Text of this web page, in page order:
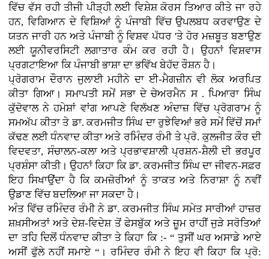
ਵਿੱਚ ਵੱਸ ਰਹੀ ਤੀਜੀ ਪੀੜ੍ਹੀ ਲਈ ਵਿਸ਼ੇਸ਼ ਕੋਰਸ ਤਿਆਰ ਕੀਤੇ ਜਾ ਰਹੇ
ਹਨ, ਵਿਗਿਆਨ ਦੇ ਵਿਸ਼ਿਆਂ ਨੂੰ ਪੰਜਾਬੀ ਵਿੱਚ ਉਪਲਬਧ ਕਰਵਾਉਣ ਦੇ
ਯਤਨ ਜਾਰੀ ਹਨ ਅਤੇ ਪੰਜਾਬੀ ਨੂੰ ਵਿਸ਼ਵ ਪੱਧਰ 'ਤੇ ਹੋਰ ਮਜ਼ਬੂਤ ਬਣਾਉਣ
ਲਈ ਯੂਨੀਵਰਸਿਟੀ ਲਗਾਤਾਰ ਕੰਮ ਕਰ ਰਹੀ ਹੈ। ਉਹਨਾਂ ਵਿਸ਼ਵਾਸ
ਪ੍ਰਗਟਾਇਆ ਕਿ ਪੰਜਾਬੀ ਭਾਸ਼ਾ ਦਾ ਭਵਿੱਖ ਬੇਹੱਦ ਰੌਸ਼ਨ ਹੈ।
ਪ੍ਰੋਗਰਾਮ ਦੌਰਾਨ ਜੁਲਾਈ ਮਹੀਨੇ ਦਾ ਈ-ਮੈਗਜ਼ੀਨ ਵੀ ਲੋਕ ਅਰਪਿਤ
ਕੀਤਾ ਗਿਆ। ਸਮਾਪਤੀ ਸਮੇਂ ਸਭਾ ਦੇ ਚੇਅਰਮੈਨ ਸ . ਪਿਆਰਾ ਸਿੰਘ
ਕੁੱਦੋਵਾਲ ਨੇ ਹਮੇਸ਼ਾਂ ਵਾਂਗ ਆਪਣੇ ਵਿਲੱਖਣ ਅੰਦਾਜ਼ ਵਿੱਚ ਪ੍ਰੋਗਰਾਮ ਨੂੰ
ਸਮਅੱਪ ਕੀਤਾ ਤੇ ਡਾ. ਕਰਮਜੀਤ ਸਿੰਘ ਦਾ ਰੁਝੇਵਿਆਂ ਭਰੇ ਸਮੇਂ ਵਿੱਚੋਂ ਸਮਾਂ
ਕੱਢਣ ਲਈ ਧੰਨਵਾਦ ਕੀਤਾ ਅਤੇ ਰਮਿੰਦਰ ਰੰਮੀ ਤੇ ਪ੍ਰੋ. ਕੁਲਜੀਤ ਕੌਰ ਦੀ
ਵਿਦਵਤਾ, ਸੰਚਾਲਨ-ਕਲਾ ਅਤੇ ਪ੍ਰਭਾਵਸ਼ਾਲੀ ਪ੍ਰਸ਼ਨ-ਸ਼ੈਲੀ ਦੀ ਭਰਪੂਰ
ਪ੍ਰਸ਼ੰਸਾ ਕੀਤੀ। ਉਹਨਾਂ ਕਿਹਾ ਕਿ ਡਾ. ਕਰਮਜੀਤ ਸਿੰਘ ਦਾ ਜੀਵਨ-ਸਫ਼ਰ
ਇਹ ਸਿਖਾਉਂਦਾ ਹੈ ਕਿ ਕਮਜ਼ੋਰੀਆਂ ਨੂੰ ਤਾਕਤ ਅਤੇ ਨਿਰਾਸ਼ਾ ਨੂੰ ਨਵੀਂ
ਉਡਾਣ ਵਿੱਚ ਬਦਲਿਆ ਜਾ ਸਕਦਾ ਹੈ।
ਅੰਤ ਵਿੱਚ ਰਮਿੰਦਰ ਰੰਮੀ ਨੇ ਡਾ. ਕਰਮਜੀਤ ਸਿੰਘ ਸਮੇਤ ਸਾਰੀਆਂ ਹਾਜ਼ਰ
ਸ਼ਖ਼ਸੀਅਤਾਂ ਅਤੇ ਦੇਸ਼-ਵਿਦੇਸ਼ ਤੋਂ ਫੇਸਬੁੱਕ ਅਤੇ ਜ਼ੂਮ ਰਾਹੀਂ ਜੁੜੇ ਸਰੋਤਿਆਂ
ਦਾ ਤਹਿ ਦਿਲੋਂ ਧੰਨਵਾਦ ਕੀਤਾ ਤੇ ਕਿਹਾ ਕਿ :- “ ਤੁਸੀਂ ਘਰ ਅਸਾਡੇ ਆਏ
ਅਸੀਂ ਫੁੱਲੇ ਨਹੀਂ ਸਮਾਏ “। ਰਮਿੰਦਰ ਰੰਮੀ ਨੇ ਇਹ ਵੀ ਕਿਹਾ ਕਿ ਪ੍ਰੋ: